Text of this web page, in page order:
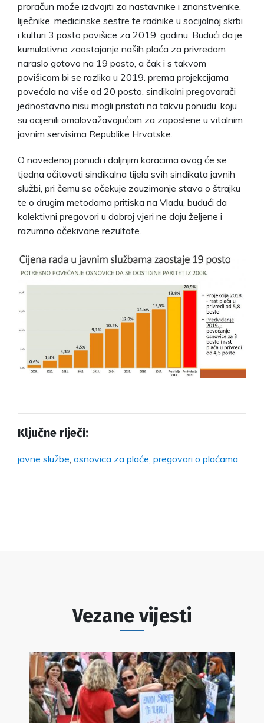
proračun može izdvojiti za nastavnike i znanstvenike,
liječnike, medicinske sestre te radnike u socijalnoj skrbi
i kulturi 3 posto povišice za 2019. godinu. Budući da je
kumulativno zaostajanje naših plaća za privredom
naraslo gotovo na 19 posto, a čak i s takvom
povišicom bi se razlika u 2019. prema projekcijama
povećala na više od 20 posto, sindikalni pregovarači
jednostavno nisu mogli pristati na takvu ponudu, koju
su ocijenili omalovažavajućom za zaposlene u vitalnim
javnim servisima Republike Hrvatske.
O navedenoj ponudi i daljnjim koracima ovog će se
tjedna očitovati sindikalna tijela svih sindikata javnih
službi, pri čemu se očekuje zauzimanje stava o štrajku
te o drugim metodama pritiska na Vladu, budući da
kolektivni pregovori u dobroj vjeri ne daju željene i
razumno očekivane rezultate.
Ključne riječi:
javne službe, osnovica za plaće, pregovori o plaćama
Vezane vijesti